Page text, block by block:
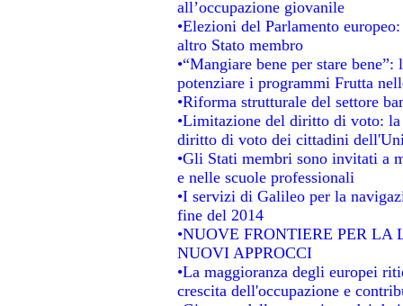
all’occupazione giovanile
•Elezioni del Parlamento
altro Stato membro
•“Mangiare bene per stare
potenziare i programmi Frutta
•Riforma strutturale del settore
•Limitazione del diritto di voto:
diritto di voto dei cittadini
•Gli Stati membri sono invitati a
e nelle scuole professionali
•I servizi di Galileo per la
fine del 2014
•NUOVE FRONTIERE PER
NUOVI APPROCCI
•La maggioranza degli europei
crescita dell'occupazione e